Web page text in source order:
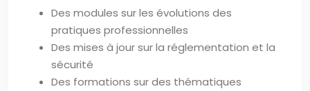
Des modules sur les évolutions des
pratiques professionnelles
Des mises à jour sur la réglementation et la
sécurité
Des formations sur des thématiques